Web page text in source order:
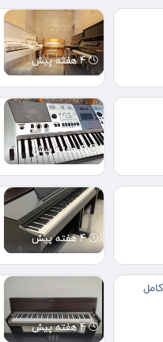
4 هفته پیش
4 هفته پیش
4 هفته پیش
4 هفته پیش